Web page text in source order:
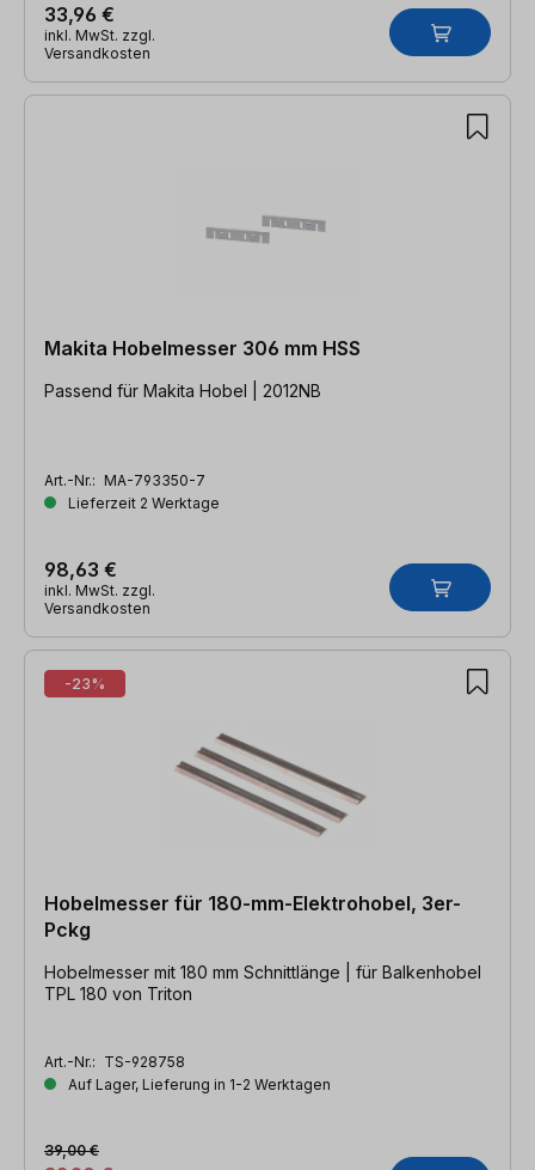
33,96 €
inkl. MwSt. zzgl.
Versandkosten
Makita Hobelmesser 306 mm HSS
Passend für Makita Hobel | 2012NB
Art.-Nr.: MA-793350-7
Lieferzeit 2 Werktage
98,63 €
inkl. MwSt. zzgl.
Versandkosten
-23%
Hobelmesser für 180-mm-Elektrohobel, 3er-
Pckg
Hobelmesser mit 180 mm Schnittlänge | für Balkenhobel
TPL 180 von Triton
Art.-Nr.: TS-928758
Auf Lager, Lieferung in 1-2 Werktagen
39,00 €